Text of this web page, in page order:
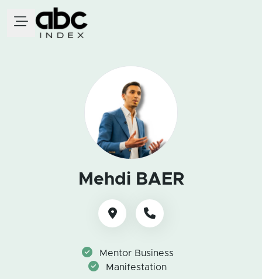
Mehdi BAER
Mentor Business
Manifestation